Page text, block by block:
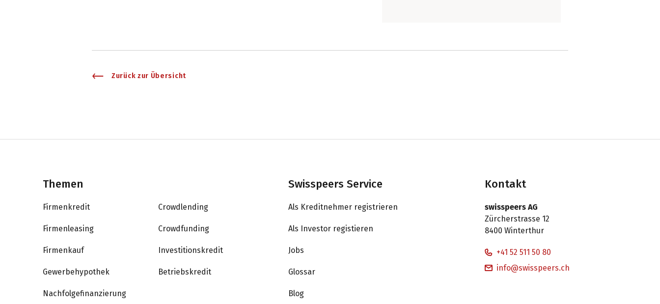
Zurück zur Übersicht
Themen
Firmenkredit
Firmenleasing
Firmenkauf
Gewerbehypothek
Nachfolgefinanzierung
Crowdlending
Crowdfunding
Investitionskredit
Betriebskredit
Swisspeers Service
Als Kreditnehmer registrieren
Als Investor registieren
Jobs
Glossar
Blog
Kontakt
swisspeers AG
Zürcherstrasse 12
8400 Winterthur
+41 52 511 50 80
info@swisspeers.ch